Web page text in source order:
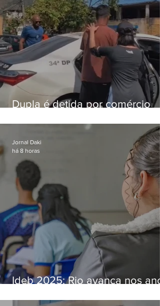
Dupla é detida por comércio
Bangu
Ideb 2025: Rio avança nos
nacional
Jornal Daki
há 8 horas